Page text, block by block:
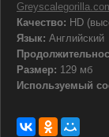
Качество: HD
Язык: Английский
Размер: 129 мб
Используемый